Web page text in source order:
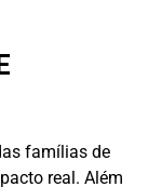
famílias de
real. Além